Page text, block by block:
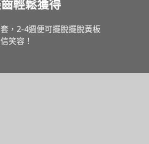
輕鬆獲得
，2-4週便可擺脫擺脫黃板
笑容！